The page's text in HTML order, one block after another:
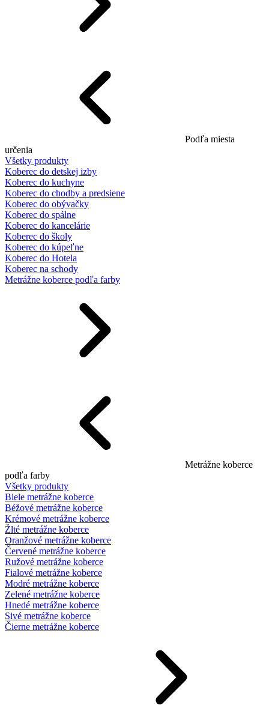
Podľa miesta
určenia
Všetky produkty
Koberec do detskej izby
Koberec do kuchyne
Koberec do chodby a predsiene
Koberec do obývačky
Koberec do spálne
Koberec do kancelárie
Koberec do školy
Koberec do kúpeľne
Koberec do Hotela
Koberec na schody
Metrážne koberce podľa farby
Metrážne koberce
podľa farby
Všetky produkty
Biele metrážne koberce
Béžové metrážne koberce
Krémové metrážne koberce
Žlté metrážne koberce
Oranžové metrážne koberce
Červené metrážne koberce
Ružové metrážne koberce
Fialové metrážne koberce
Modré metrážne koberce
Zelené metrážne koberce
Hnedé metrážne koberce
Sivé metrážne koberce
Čierne metrážne koberce